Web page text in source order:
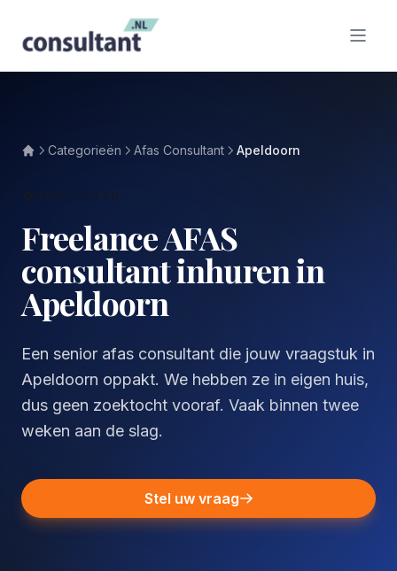
Categorieën Afas Consultant Apeldoorn
Freelance AFAS
consultant inhuren in
Apeldoorn
Een senior afas consultant die jouw vraagstuk in
Apeldoorn oppakt. We hebben ze in eigen huis,
dus geen zoektocht vooraf. Vaak binnen twee
weken aan de slag.
Stel uw vraag